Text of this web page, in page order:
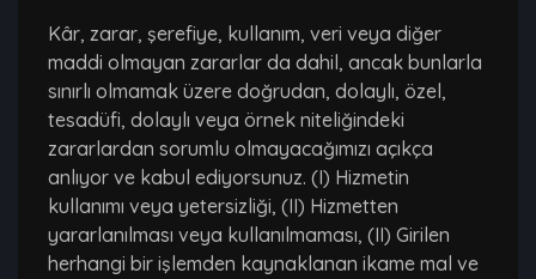
Kâr, zarar, şerefiye, kullanım, veri veya diğer
maddi olmayan zararlar da dahil, ancak bunlarla
sınırlı olmamak üzere doğrudan, dolaylı, özel,
tesadüfi, dolaylı veya örnek niteliğindeki
zararlardan sorumlu olmayacağımızı açıkça
anlıyor ve kabul ediyorsunuz. (I) Hizmetin
kullanımı veya yetersizliği, (II) Hizmetten
yararlanılması veya kullanılmaması, (II) Girilen
herhangi bir işlemden kaynaklanan ikame mal ve